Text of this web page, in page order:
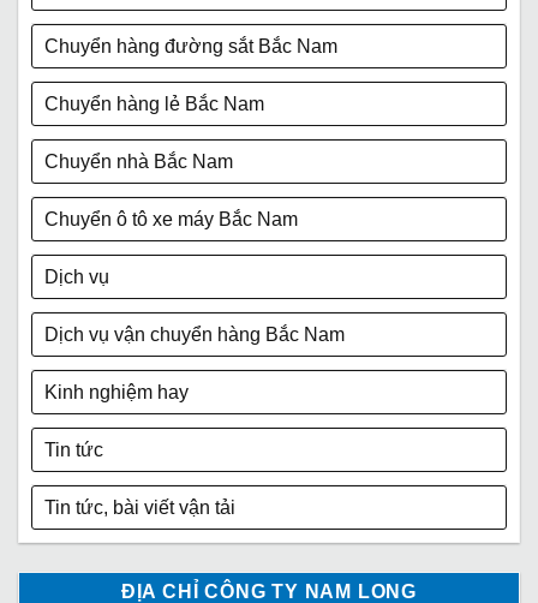
Chuyển hàng đường sắt Bắc Nam
Chuyển hàng lẻ Bắc Nam
Chuyển nhà Bắc Nam
Chuyển ô tô xe máy Bắc Nam
Dịch vụ
Dịch vụ vận chuyển hàng Bắc Nam
Kinh nghiệm hay
Tin tức
Tin tức, bài viết vận tải
ĐỊA CHỈ CÔNG TY NAM LONG